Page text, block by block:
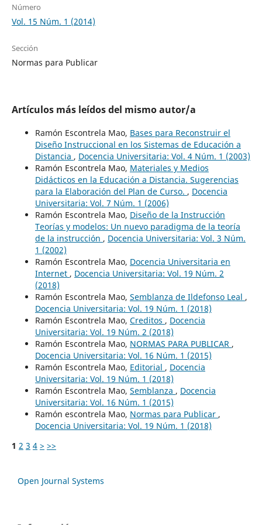
Número
Vol. 15 Núm. 1 (2014)
Sección
Normas para Publicar
Artículos más leídos del mismo autor/a
Ramón Escontrela Mao, Bases para Reconstruir el
Diseño Instruccional en los Sistemas de Educación a
Distancia , Docencia Universitaria: Vol. 4 Núm. 1 (2003)
Ramón Escontrela Mao, Materiales y Medios
Didácticos en la Educación a Distancia. Sugerencias
para la Elaboración del Plan de Curso. , Docencia
Universitaria: Vol. 7 Núm. 1 (2006)
Ramón Escontrela Mao, Diseño de la Instrucción
Teorías y modelos: Un nuevo paradigma de la teoría
de la instrucción , Docencia Universitaria: Vol. 3 Núm.
1 (2002)
Ramón Escontrela Mao, Docencia Universitaria en
Internet , Docencia Universitaria: Vol. 19 Núm. 2
(2018)
Ramón Escontrela Mao, Semblanza de Ildefonso Leal ,
Docencia Universitaria: Vol. 19 Núm. 1 (2018)
Ramón Escontrela Mao, Creditos , Docencia
Universitaria: Vol. 19 Núm. 2 (2018)
Ramón Escontrela Mao, NORMAS PARA PUBLICAR ,
Docencia Universitaria: Vol. 16 Núm. 1 (2015)
Ramón Escontrela Mao, Editorial , Docencia
Universitaria: Vol. 19 Núm. 1 (2018)
Ramón Escontrela Mao, Semblanza , Docencia
Universitaria: Vol. 16 Núm. 1 (2015)
Ramón escontrela Mao, Normas para Publicar ,
Docencia Universitaria: Vol. 19 Núm. 1 (2018)
1 2 3 4 > >>
Open Journal Systems